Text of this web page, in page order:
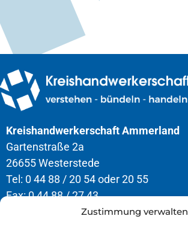
Zustimmung verwalten
Kreishandwerkerschaft Ammerland
Gartenstraße 2a
26655 Westerstede
Tel: 0 44 88 / 20 54 oder 20 55
Fax: 0 44 88 / 27 43